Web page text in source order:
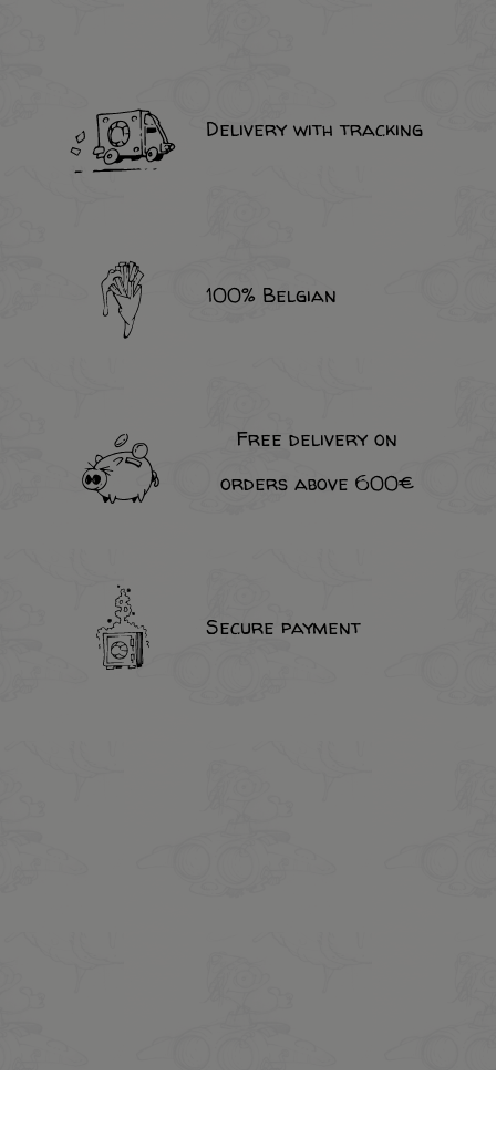
Delivery with tracking
100% Belgian
Free delivery on
orders above 600€
Secure payment